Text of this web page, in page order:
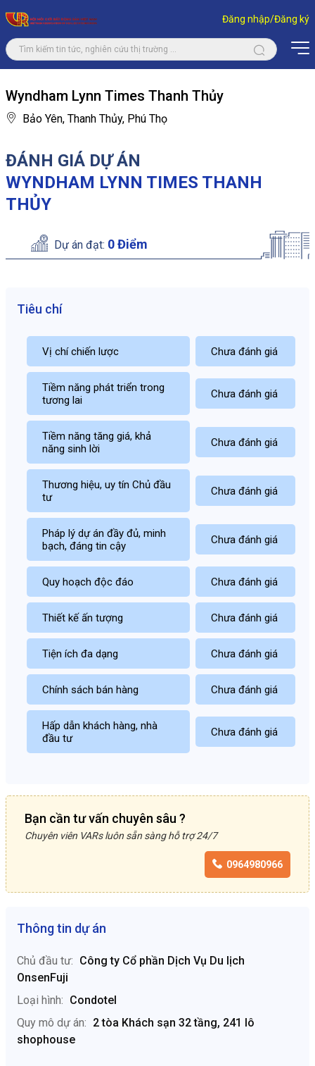
Đăng nhập/Đăng ký
Wyndham Lynn Times Thanh Thủy
Bảo Yên, Thanh Thủy, Phú Thọ
ĐÁNH GIÁ DỰ ÁN
WYNDHAM LYNN TIMES THANH
THỦY
Dự án đạt: 0 Điểm
Tiêu chí
Vị chí chiến lược Chưa đánh giá
Tiềm năng phát triển trong
tương lai
Chưa đánh giá
Tiềm năng tăng giá, khả
năng sinh lời
Chưa đánh giá
Thương hiệu, uy tín Chủ đầu
tư
Chưa đánh giá
Pháp lý dự án đầy đủ, minh
bạch, đáng tin cậy
Chưa đánh giá
Quy hoạch độc đáo Chưa đánh giá
Thiết kế ấn tượng Chưa đánh giá
Tiện ích đa dạng Chưa đánh giá
Chính sách bán hàng Chưa đánh giá
Hấp dẫn khách hàng, nhà
đầu tư
Chưa đánh giá
Bạn cần tư vấn chuyên sâu ?
Chuyên viên VARs luôn sẵn sàng hỗ trợ 24/7
0964980966
Thông tin dự án
Chủ đầu tư: Công ty Cổ phần Dịch Vụ Du lịch
OnsenFuji
Loại hình: Condotel
Quy mô dự án: 2 tòa Khách sạn 32 tầng, 241 lô
shophouse